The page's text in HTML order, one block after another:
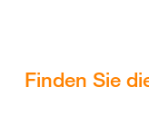
Finden Sie